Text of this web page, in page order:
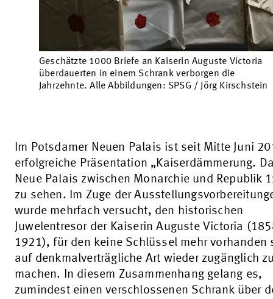
Geschätzte 1000 Briefe an Kaiserin Auguste Victoria
überdauerten in einem Schrank verborgen die
Jahrzehnte. Alle Abbildungen: SPSG / Jörg Kirschstein
Im Potsdamer Neuen Palais ist seit Mitte Juni
erfolgreiche Präsentation „Kaiserdämmerung.
Neue Palais zwischen Monarchie und Republik
zu sehen. Im Zuge der
wurde mehrfach versucht, den historischen
Juwelentresor der Kaiserin Auguste Victoria
1921), für den keine Schlüssel mehr vorhanden
auf denkmalverträgliche Art wieder zugänglich
machen. In diesem Zusammenhang gelang es,
zumindest einen verschlossenen Schrank über